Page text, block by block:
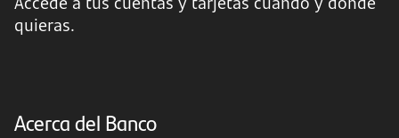
quieras.
Acerca del Banco